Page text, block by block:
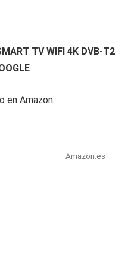
TV WIFI 4K DVB-T2
en Amazon
Amazon.es